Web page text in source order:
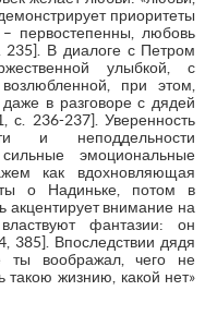
приоритеты
первостепенны, любовь
235]. В диалоге с Петром
улыбкой, с
при этом,
даже в разговоре с дядей
с. 236-237]. Уверенность
и неподдельности
эмоциональные
как вдохновляющая
о Надиньке, потом в
акцентирует внимание на
фантазии: он
385]. Впоследствии дядя
ты воображал, чего не
такою жизнию, какой нет»